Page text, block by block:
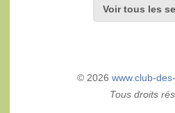
Voir tous les
© 2026 www.club-
Tous droits